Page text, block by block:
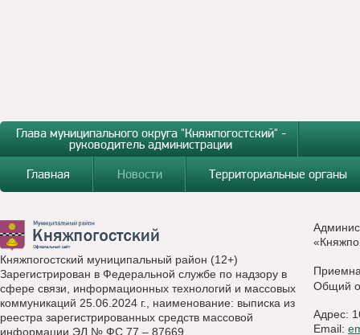
Глава муниципального округа "Княжпогостский" -
руководитель администрации
Главная
Новости Территориальные органы
Княжпогостский муниципальный район (12+)
Зарегистрирован в Федеральной службе по надзору в
сфере связи, информационных технологий и массовых
коммуникаций 25.06.2024 г., наименование: выписка из
реестра зарегистрированных средств массовой
информации ЭЛ № ФС 77 – 87669
Общий
Адрес:
Email: